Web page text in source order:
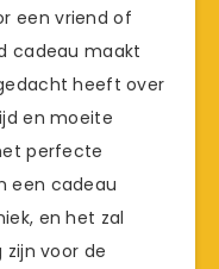
een vriend of
cadeau maakt
heeft over
en moeite
perfecte
een cadeau
en het zal
zijn voor de